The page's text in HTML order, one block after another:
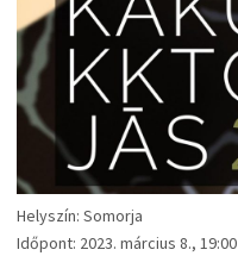
Helyszín: Somorja
Időpont: 2023. március 8., 19:00